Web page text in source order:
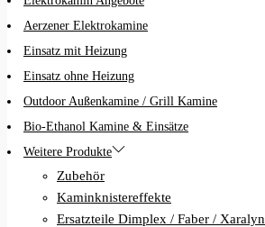
Aerzener Elektrokamine
Einsatz mit Heizung
Einsatz ohne Heizung
Outdoor Außenkamine / Grill Kamine
Bio-Ethanol Kamine & Einsätze
Weitere Produkte
Zubehör
Kaminknistereffekte
Ersatzteile Dimplex / Faber / Xaralyn